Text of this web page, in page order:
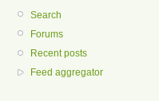
Search
Forums
Recent posts
Feed aggregator